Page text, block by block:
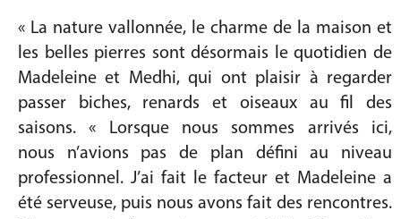
« La nature vallonnée, le charme de la maison et
les belles pierres sont désormais le quotidien de
Madeleine et Medhi, qui ont plaisir à regarder
passer biches, renards et oiseaux au fil des
saisons. « Lorsque nous sommes arrivés ici,
nous n’avions pas de plan défini au niveau
professionnel. J’ai fait le facteur et Madeleine a
été serveuse, puis nous avons fait des rencontres.